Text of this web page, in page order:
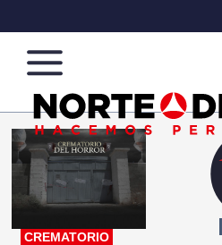
Norte
de
Ciudad
Más
que
noticias,
hacemos periodismo
CREMATORIO